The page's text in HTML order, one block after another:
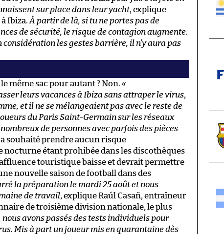
sur place dans leur yacht, explique
Ibiza. À partir de là, si tu ne portes pas de
de sécurité, le risque de contagion augmente.
les gestes barrière, il n’y aura pas
même sac pour autant ? Non. «
leurs vacances à Ibiza sans attraper le virus,
et il ne se mélangeaient pas avec le reste de
du Paris Saint-Germain sur les réseaux
de personnes avec parfois des pièces
souhaité prendre aucun risque
nocturne étant prohibée dans les discothèques
touristique baisse et devrait permettre
nouvelle saison de football dans des
la préparation le mardi 25 août et nous
de travail, explique Raúl Casañ, entraîneur
de troisième division nationale, le plus
avons passés des tests individuels pour
Mis à part un joueur mis en quarantaine dès